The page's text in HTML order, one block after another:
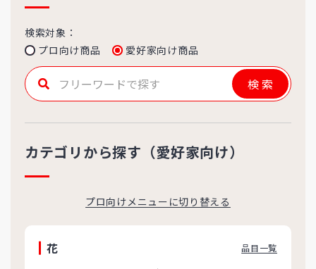
検索対象：
プロ向け商品
愛好家向け商品
検索
カテゴリから探す（愛好家向け）
プロ向けメニューに切り替える
花 品目一覧